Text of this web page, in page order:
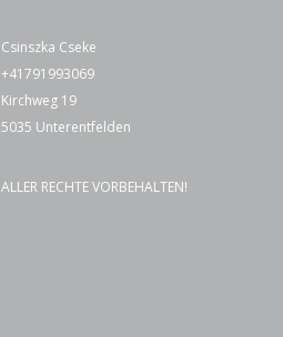
Csinszka Cseke
+41791993069
Kirchweg 19
5035 Unterentfelden
ALLER RECHTE VORBEHALTEN!